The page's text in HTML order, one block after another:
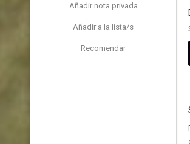
Añadir nota privada
Añadir a la lista/s
Recomendar